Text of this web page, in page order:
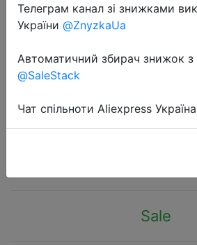
2019-04-18
50 шт. Marvel
рисунком из
гитары/чемодана/
Sale
Телеграм канал зі знижками
України @ZnyzkaUa
Автоматичний збирач знижок з
@SaleStack
Чат спільноти Aliexpress Україна